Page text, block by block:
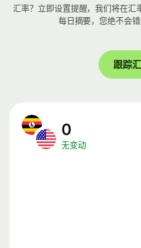
汇率？立即设置提醒，我们将在汇
每日摘要，您绝不会错
跟踪
0
无变动